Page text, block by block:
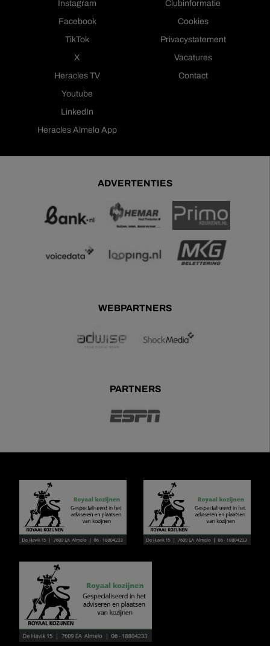
Instagram
Facebook
TikTok
X
Heracles TV
Youtube
LinkedIn
Heracles Almelo App
Clubinformatie
Cookies
Privacystatement
Vacatures
Contact
ADVERTENTIES
WEBPARTNERS
PARTNERS